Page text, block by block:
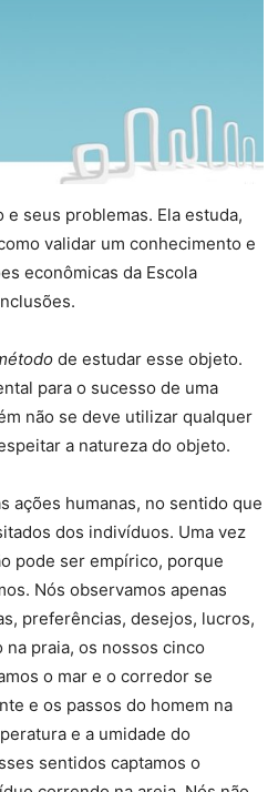
seus problemas. Ela estuda,
validar um conhecimento e
econômicas da Escola
de estudar esse objeto.
para o sucesso de uma
não se deve utilizar qualquer
a natureza do objeto.
ações humanas, no sentido que
dos indivíduos. Uma vez
pode ser empírico, porque
Nós observamos apenas
preferências, desejos, lucros,
praia, os nossos cinco
o mar e o corredor se
e os passos do homem na
e a umidade do
sentidos captamos o